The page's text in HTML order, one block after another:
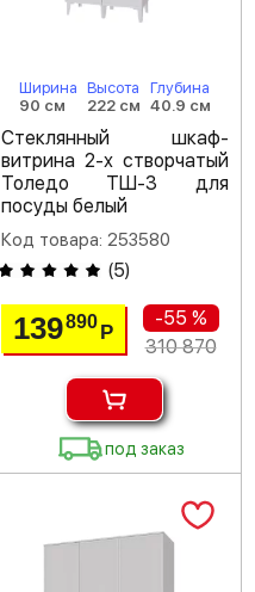
Ширина
90 см
Высота
222 см
Глубина
40.9 см
Стеклянный шкаф-
витрина 2-х створчатый
Толедо ТШ-3 для
посуды белый
Код товара: 253580
(5)
139890 Р
-55 %
310 870
под заказ